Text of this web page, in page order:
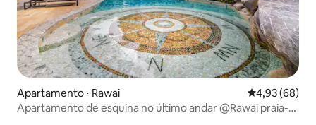
Apartamento ⋅ Rawai 4,93 de uma
4,93 (68)
Apartamento de esquina no último andar @Rawai praia-